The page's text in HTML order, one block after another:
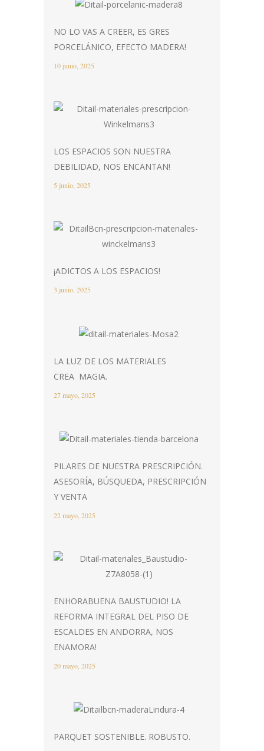
NO LO VAS A CREER, ES GRES
PORCELÁNICO, EFECTO MADERA!
10 junio, 2025
LOS ESPACIOS SON NUESTRA
DEBILIDAD, NOS ENCANTAN!
5 junio, 2025
¡ADICTOS A LOS ESPACIOS!
3 junio, 2025
LA LUZ DE LOS MATERIALES
CREA MAGIA.
27 mayo, 2025
PILARES DE NUESTRA PRESCRIPCIÓN.
ASESORÍA, BÚSQUEDA, PRESCRIPCIÓN
Y VENTA
22 mayo, 2025
ENHORABUENA BAUSTUDIO! LA
REFORMA INTEGRAL DEL PISO DE
ESCALDES EN ANDORRA, NOS
ENAMORA!
20 mayo, 2025
PARQUET SOSTENIBLE. ROBUSTO.